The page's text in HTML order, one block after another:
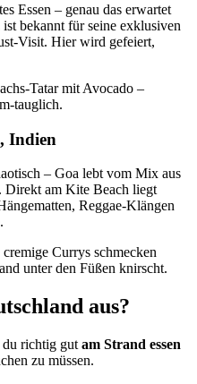
Essen – genau das erwartet
bekannt für seine exklusiven
Visit. Hier wird gefeiert,
Tatar mit Avocado –
tauglich.
Indien
– Goa lebt vom Mix aus
am Kite Beach liegt
Reggae-Klängen
Currys schmecken
unter den Füßen knirscht.
aus?
du richtig gut am Strand essen
zu müssen.